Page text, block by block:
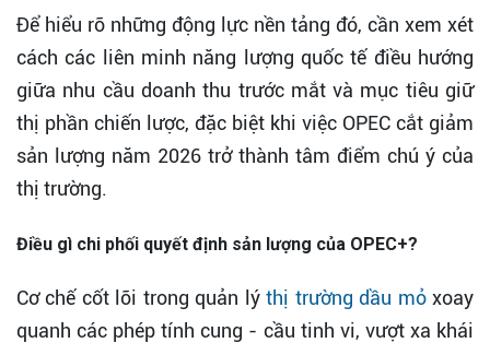
Để hiểu rõ những động lực nền tảng đó, cần xem xét
cách các liên minh năng lượng quốc tế điều hướng
giữa nhu cầu doanh thu trước mắt và mục tiêu giữ
thị phần chiến lược, đặc biệt khi việc OPEC cắt giảm
sản lượng năm 2026 trở thành tâm điểm chú ý của
thị trường.
Điều gì chi phối quyết định sản lượng của OPEC+?
Cơ chế cốt lõi trong quản lýthị trường dầu mỏxoay
quanh các phép tính cung - cầu tinh vi, vượt xa khái